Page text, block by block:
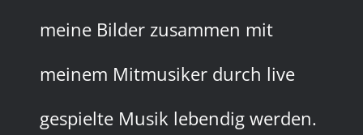
meine Bilder zusammen mit
meinem Mitmusiker durch live
gespielte Musik lebendig werden.